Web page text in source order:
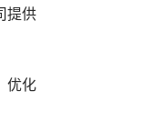
提供
优化